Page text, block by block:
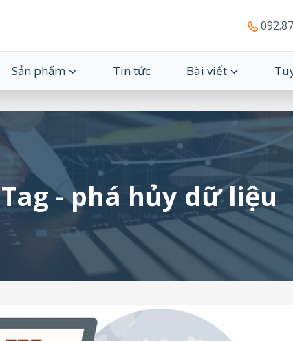
Sản phẩm Tin tức Bài viết
Tag - phá hủy dữ liệu